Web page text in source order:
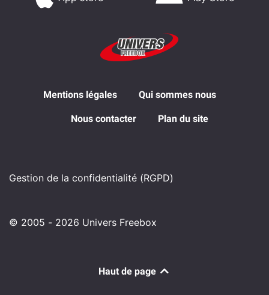
Mentions légales Qui sommes nous
Nous contacter Plan du site
Gestion de la confidentialité (RGPD)
© 2005 - 2026 Univers Freebox
Haut de page